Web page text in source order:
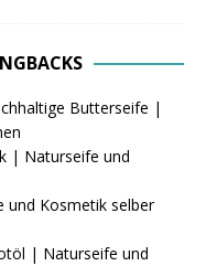
Butterseife |
| Naturseife und
und Kosmetik selber
| Naturseife und